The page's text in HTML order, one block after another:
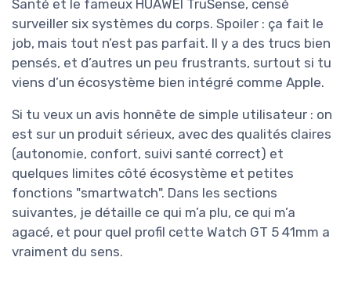
Santé et le fameux HUAWEI TruSense, censé
surveiller six systèmes du corps. Spoiler : ça fait le
job, mais tout n’est pas parfait. Il y a des trucs bien
pensés, et d’autres un peu frustrants, surtout si tu
viens d’un écosystème bien intégré comme Apple.
Si tu veux un avis honnête de simple utilisateur : on
est sur un produit sérieux, avec des qualités claires
(autonomie, confort, suivi santé correct) et
quelques limites côté écosystème et petites
fonctions "smartwatch". Dans les sections
suivantes, je détaille ce qui m’a plu, ce qui m’a
agacé, et pour quel profil cette Watch GT 5 41mm a
vraiment du sens.